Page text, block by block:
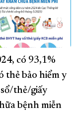
có 93,1%
thẻ bảo hiểm y
thẻ/giấy
bệnh miễn